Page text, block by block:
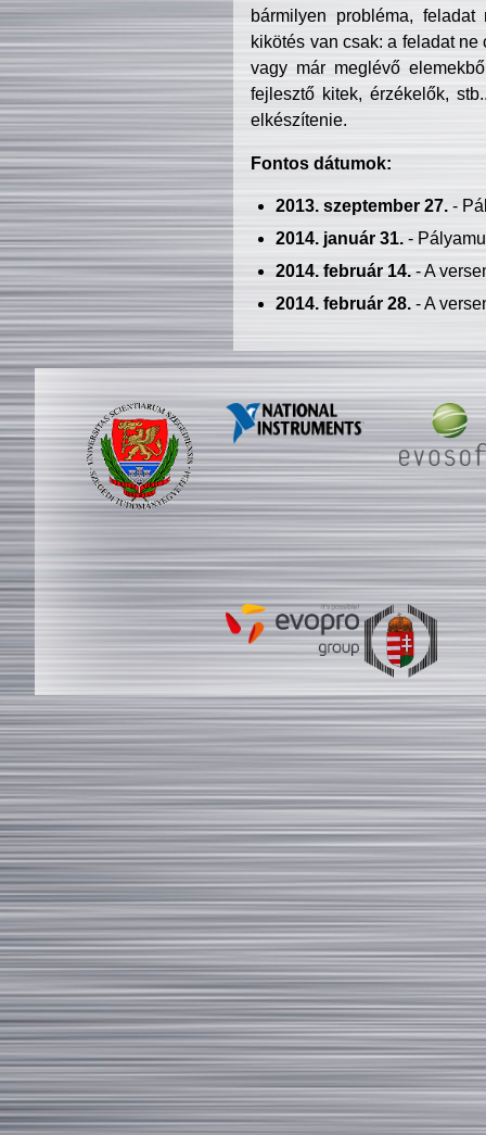
bármilyen probléma, feladat
kikötés van csak: a feladat
vagy már meglévő
fejlesztő kitek, érzékelők,
elkészítenie.
Fontos dátumok:
2013. szeptember 27.-
2014. január 31.-
2014. február 14.- A
2014. február 28.- A